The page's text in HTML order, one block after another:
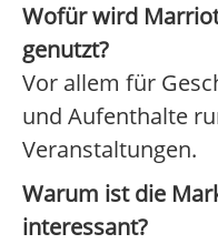
Wofür wird
genutzt?
Vor allem für
und Aufenthalte
Veranstaltungen.
Warum ist die
interessant?